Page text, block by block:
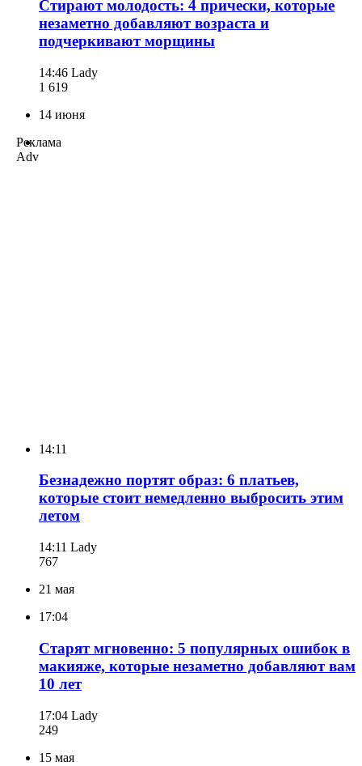
Стирают молодость: 4 прически, которые
незаметно добавляют возраста и
подчеркивают морщины
14:46 Lady
1 619
14 июня
Реклама
Adv
14:11
Безнадежно портят образ: 6 платьев,
которые стоит немедленно выбросить этим
летом
14:11 Lady
767
21 мая
17:04
Старят мгновенно: 5 популярных ошибок в
макияже, которые незаметно добавляют вам
10 лет
17:04 Lady
249
15 мая